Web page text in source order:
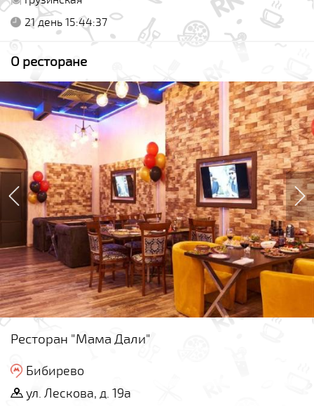
21 день 15:44:37
О ресторане
Ресторан "Мама Дали"
Бибирево
ул. Лескова, д. 19а